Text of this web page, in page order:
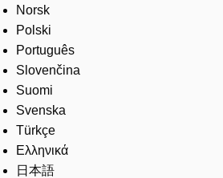
Norsk
Polski
Português
Slovenčina
Suomi
Svenska
Türkçe
Ελληνικά
日本語